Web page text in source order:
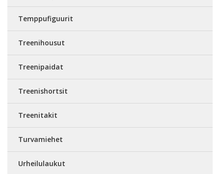
Temppufiguurit
Treenihousut
Treenipaidat
Treenishortsit
Treenitakit
Turvamiehet
Urheilulaukut